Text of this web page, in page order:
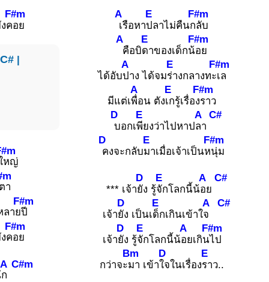
ค
F#m
อย
C#|
หญ่
า
ลาย
F#m
ปี
ค
F#m
อย
A
ก
C#m
A
เรือหา
E
ปลาไม่คืนก
F#m
ลับ
A
คือบิ
E
ดาของเด็กน้
F#m
อย
ได้อับ
A
ปาง ได้จม
E
ร่างกลางทะ
F#m
เล
มีแต่เ
A
พื่อน ตัง
E
เกรู้เรื่อง
F#m
ราว
D
บอกเ
E
พียงว่าไปหาป
A
ลา
C#
D
คงจะกลับ
E
มาเมื่อเจ้าเป็นห
F#m
นุ่ม
*** เจ้า
D
ยัง รู้
E
จักโลกนี้น้
A
อย
C#
เจ้า
D
ยัง เป็นเ
E
ด็กเกินเข้าใ
A
จ
C#
เจ้า
D
ยัง รู้
E
จักโลกนี้น้
A
อยเกิน
F#m
ไป
กว่าจะ
Bm
มา เข้า
D
ใจในเรื่อง
E
ราว..